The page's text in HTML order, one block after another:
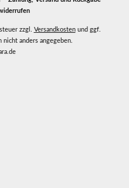
zzgl. Versandkostenund ggf.
nicht anders angegeben.